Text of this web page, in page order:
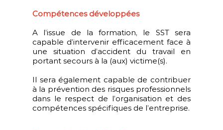
Compétences développées
A l’issue de la formation, le SST sera
capable d’intervenir efficacement face à
une situation d’accident du travail en
portant secours à la (aux) victime(s).
Il sera également capable de contribuer
à la prévention des risques professionnels
dans le respect de l’organisation et des
compétences spécifiques de l’entreprise.